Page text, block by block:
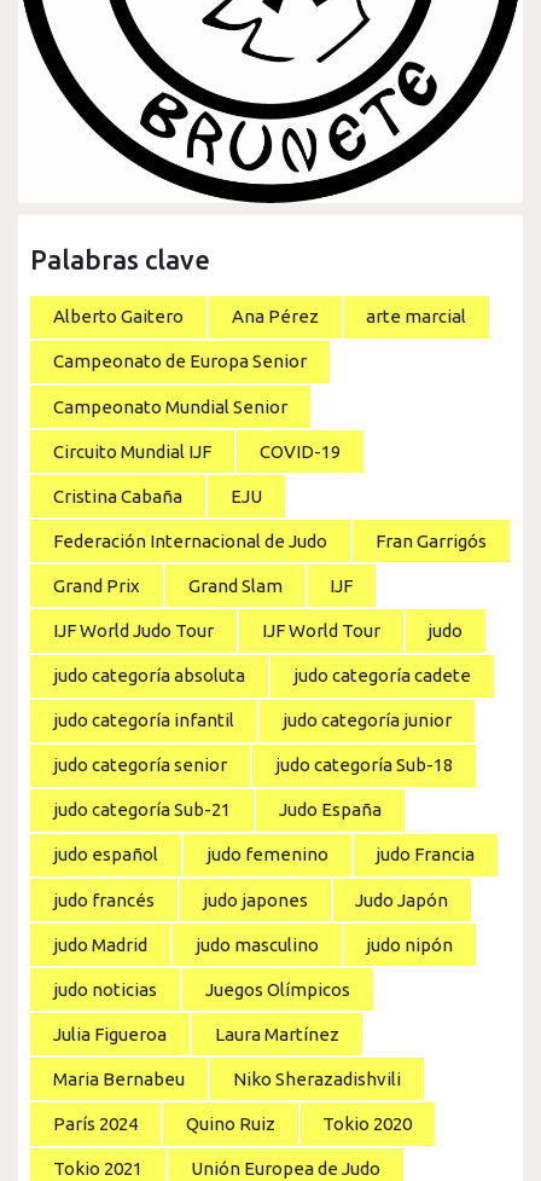
Palabras clave
Alberto Gaitero Ana Pérez arte marcial
Campeonato de Europa Senior
Campeonato Mundial Senior
Circuito Mundial IJF COVID-19
Cristina Cabaña EJU
Federación Internacional de Judo Fran Garrigós
Grand Prix Grand Slam IJF
IJF World Judo Tour IJF World Tour judo
judo categoría absoluta judo categoría cadete
judo categoría infantil judo categoría junior
judo categoría senior judo categoría Sub-18
judo categoría Sub-21 Judo España
judo español judo femenino judo Francia
judo francés judo japones Judo Japón
judo Madrid judo masculino judo nipón
judo noticias Juegos Olímpicos
Julia Figueroa Laura Martínez
Maria Bernabeu Niko Sherazadishvili
París 2024 Quino Ruiz Tokio 2020
Tokio 2021 Unión Europea de Judo